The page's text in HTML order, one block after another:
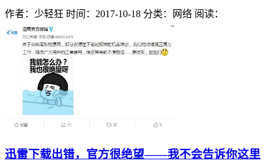
作者：少轻狂 时间：2017-10-18 分类：网络 阅读：
迅雷下载出错，官方很绝望——我不会告诉你这里